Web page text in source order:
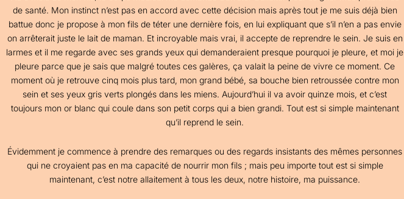
de santé. Mon instinct n’est pas en accord avec cette décision mais après tout je me suis déjà bien
battue donc je propose à mon fils de téter une dernière fois, en lui expliquant que s’il n’en a pas envie
on arrêterait juste le lait de maman. Et incroyable mais vrai, il accepte de reprendre le sein. Je suis en
larmes et il me regarde avec ses grands yeux qui demanderaient presque pourquoi je pleure, et moi je
pleure parce que je sais que malgré toutes ces galères, ça valait la peine de vivre ce moment. Ce
moment où je retrouve cinq mois plus tard, mon grand bébé, sa bouche bien retroussée contre mon
sein et ses yeux gris verts plongés dans les miens. Aujourd’hui il va avoir quinze mois, et c’est
toujours mon or blanc qui coule dans son petit corps qui a bien grandi. Tout est si simple maintenant
qu’il reprend le sein.
Évidemment je commence à prendre des remarques ou des regards insistants des mêmes personnes
qui ne croyaient pas en ma capacité de nourrir mon fils ; mais peu importe tout est si simple
maintenant, c’est notre allaitement à tous les deux, notre histoire, ma puissance.